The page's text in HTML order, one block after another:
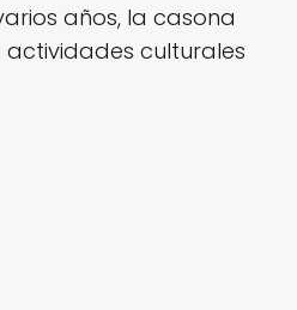
años, la casona
culturales